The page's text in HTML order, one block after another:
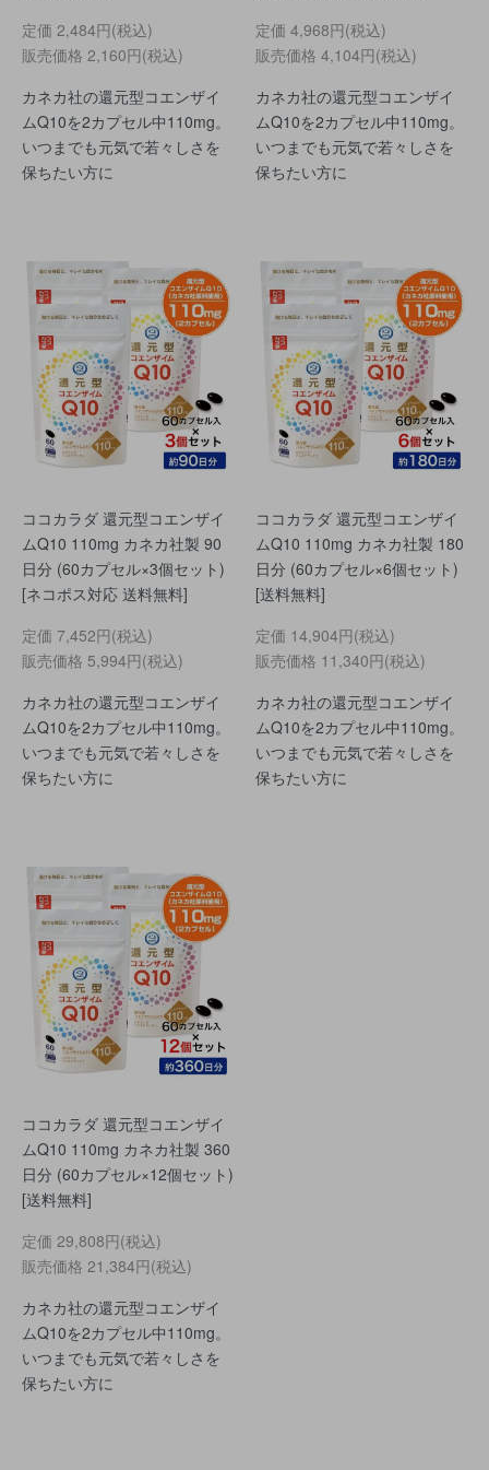
定価 2,484円(税込)
販売価格 2,160円(税込)
カネカ社の還元型コエンザイ
ムQ10を2カプセル中110mg。
いつまでも元気で若々しさを
保ちたい方に
定価 4,968円(税込)
販売価格 4,104円(税込)
カネカ社の還元型コエンザイ
ムQ10を2カプセル中110mg。
いつまでも元気で若々しさを
保ちたい方に
ココカラダ 還元型コエンザイ
ムQ10 110mg カネカ社製 90
日分 (60カプセル×3個セット)
[ネコポス対応 送料無料]
定価 7,452円(税込)
販売価格 5,994円(税込)
カネカ社の還元型コエンザイ
ムQ10を2カプセル中110mg。
いつまでも元気で若々しさを
保ちたい方に
ココカラダ 還元型コエンザイ
ムQ10 110mg カネカ社製 180
日分 (60カプセル×6個セット)
[送料無料]
定価 14,904円(税込)
販売価格 11,340円(税込)
カネカ社の還元型コエンザイ
ムQ10を2カプセル中110mg。
いつまでも元気で若々しさを
保ちたい方に
ココカラダ 還元型コエンザイ
ムQ10 110mg カネカ社製 360
日分 (60カプセル×12個セット)
[送料無料]
定価 29,808円(税込)
販売価格 21,384円(税込)
カネカ社の還元型コエンザイ
ムQ10を2カプセル中110mg。
いつまでも元気で若々しさを
保ちたい方に